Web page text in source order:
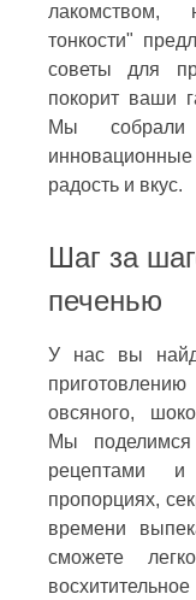
лакомством,
тонкости"
советы для
покорит ваши
Мы собрали
радость и вкус.
Шаг за
печенью
У нас вы
овсяного,
Мы
рецептами
пропорциях,
времени
сможете